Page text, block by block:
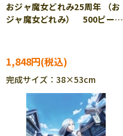
おジャ魔女どれみ25周年 （お
ジャ魔女どれみ） 500ピー
1,848円
完成サイズ：38×53cm